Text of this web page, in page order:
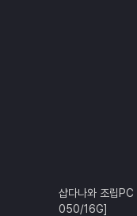
샵다나와 조립
050/16G]